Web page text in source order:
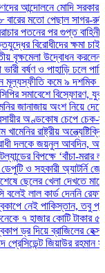
মোদি সরকার দুর্বল
মতো পেছাল সাগর-রুনি
পতনের পর গুপ্ত বাহিনীর
বিরোধীদের ক্ষমা চাইতে
উদ্বোধন করলেন
বর্ষণ ও পাহাড়ি ঢলে পানিবন্দি
কমে ৯ দশমিক ১৬
বিস্ফোরণ, যুবলীগের
অংশ নিয়ে দেশে
অণ্ডকোষ চেপে চেক-
রাষ্ট্রীয় অন্ত্যেষ্টিক্রিয়ায়
জয়নুল আবদিন, আপনারা
বিপক্ষে ‘বাঁচা-মরার
সহকারী অ্যাটর্নি
খেলা দেখতে মাঠে
লাল কার্ড দেননি রেফারি!
নেই পাকিস্তান, তবু প্রতিটি
হাজার কোটি টাকার ৫
দিয়ে ব্রাজিলের হেক্সা মিশন
জিয়াউর রহমান